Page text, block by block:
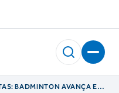
BADMINTON AVANÇA EM